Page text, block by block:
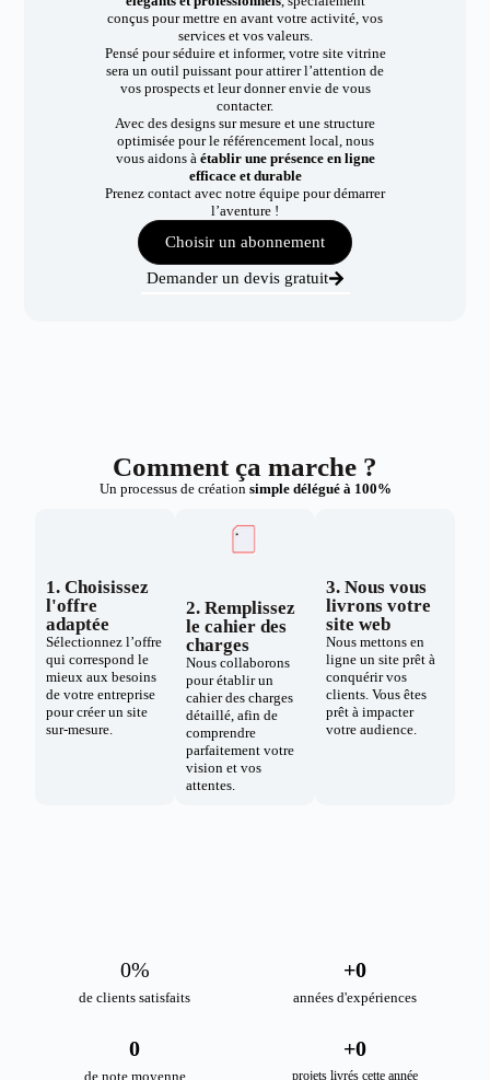
conçus pour mettre en avant votre activité, vos
services et vos valeurs.
Pensé pour séduire et informer, votre site vitrine
sera un outil puissant pour attirer l’attention de
vos prospects et leur donner envie de vous
contacter.
Avec des designs sur mesure et une structure
optimisée pour le référencement local, nous
vous aidons à établir une présence en ligne
efficace et durable
Prenez contact avec notre équipe pour démarrer
l’aventure !
Choisir un abonnement
Demander un devis gratuit
Comment ça marche ?
Un processus de création simple délégué à 100%
1. Choisissez
l'offre
adaptée
Sélectionnez l’offre
qui correspond le
mieux aux besoins
de votre entreprise
pour créer un site
sur-mesure.
2. Remplissez
le cahier des
charges
Nous collaborons
pour établir un
cahier des charges
détaillé, afin de
comprendre
parfaitement votre
vision et vos
attentes.
3. Nous vous
livrons votre
site web
Nous mettons en
ligne un site prêt à
conquérir vos
clients. Vous êtes
prêt à impacter
votre audience.
de clients satisfaits
0%
années d'expériences
+0
de note moyenne
0
projets livrés cette année
+0